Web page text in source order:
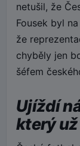
netušil, že
Fousek byl
že
chyběly jen
šéfem
Ujíždí
který